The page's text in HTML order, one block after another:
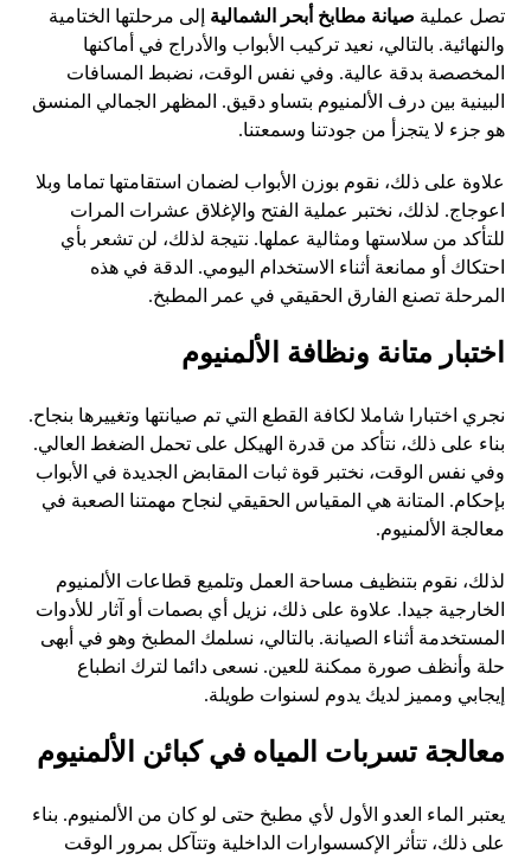
تصل عملية صيانة مطابخ أبحر الشمالية إلى مرحلتها الختامية
والنهائية. بالتالي، نعيد تركيب الأبواب والأدراج في أماكنها
المخصصة بدقة عالية. وفي نفس الوقت، نضبط المسافات
البينية بين درف الألمنيوم بتساو دقيق. المظهر الجمالي المنسق
هو جزء لا يتجزأ من جودتنا وسمعتنا.
علاوة على ذلك، نقوم بوزن الأبواب لضمان استقامتها تماما وبلا
اعوجاج. لذلك، نختبر عملية الفتح والإغلاق عشرات المرات
للتأكد من سلاستها ومثالية عملها. نتيجة لذلك، لن تشعر بأي
احتكاك أو ممانعة أثناء الاستخدام اليومي. الدقة في هذه
المرحلة تصنع الفارق الحقيقي في عمر المطبخ.
اختبار متانة ونظافة الألمنيوم
نجري اختبارا شاملا لكافة القطع التي تم صيانتها وتغييرها بنجاح.
بناء على ذلك، نتأكد من قدرة الهيكل على تحمل الضغط العالي.
وفي نفس الوقت، نختبر قوة ثبات المقابض الجديدة في الأبواب
بإحكام. المتانة هي المقياس الحقيقي لنجاح مهمتنا الصعبة في
معالجة الألمنيوم.
لذلك، نقوم بتنظيف مساحة العمل وتلميع قطاعات الألمنيوم
الخارجية جيدا. علاوة على ذلك، نزيل أي بصمات أو آثار للأدوات
المستخدمة أثناء الصيانة. بالتالي، نسلمك المطبخ وهو في أبهى
حلة وأنظف صورة ممكنة للعين. نسعى دائما لترك انطباع
إيجابي ومميز لديك يدوم لسنوات طويلة.
معالجة تسربات المياه في كبائن الألمنيوم
يعتبر الماء العدو الأول لأي مطبخ حتى لو كان من الألمنيوم. بناء
على ذلك، تتأثر الإكسسوارات الداخلية وتتآكل بمرور الوقت